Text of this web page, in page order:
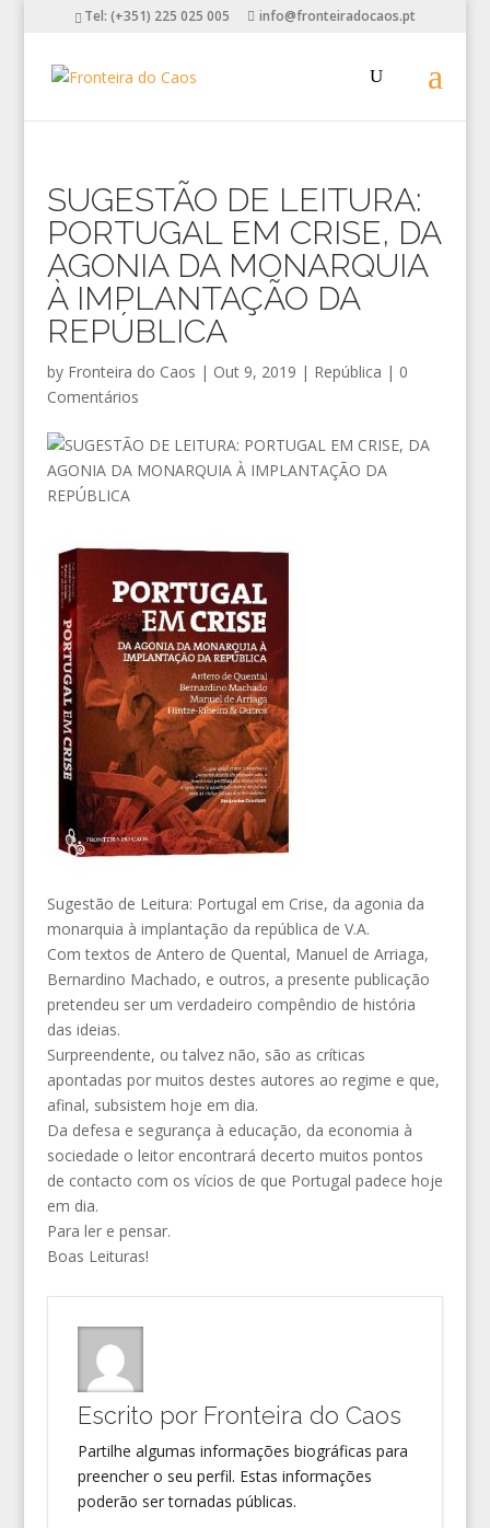
Tel: (+351) 225 025 005 info@fronteiradocaos.pt
SUGESTÃO DE LEITURA:
PORTUGAL EM CRISE, DA
AGONIA DA MONARQUIA
À IMPLANTAÇÃO DA
REPÚBLICA
by Fronteira do Caos | Out 9, 2019 | República | 0
Comentários
Sugestão de Leitura: Portugal em Crise, da agonia da
monarquia à implantação da república de V.A.
Com textos de Antero de Quental, Manuel de Arriaga,
Bernardino Machado, e outros, a presente publicação
pretendeu ser um verdadeiro compêndio de história
das ideias.
Surpreendente, ou talvez não, são as críticas
apontadas por muitos destes autores ao regime e que,
afinal, subsistem hoje em dia.
Da defesa e segurança à educação, da economia à
sociedade o leitor encontrará decerto muitos pontos
de contacto com os vícios de que Portugal padece hoje
em dia.
Para ler e pensar.
Boas Leituras!
Escrito por Fronteira do Caos
Partilhe algumas informações biográficas para
preencher o seu perfil. Estas informações
poderão ser tornadas públicas.